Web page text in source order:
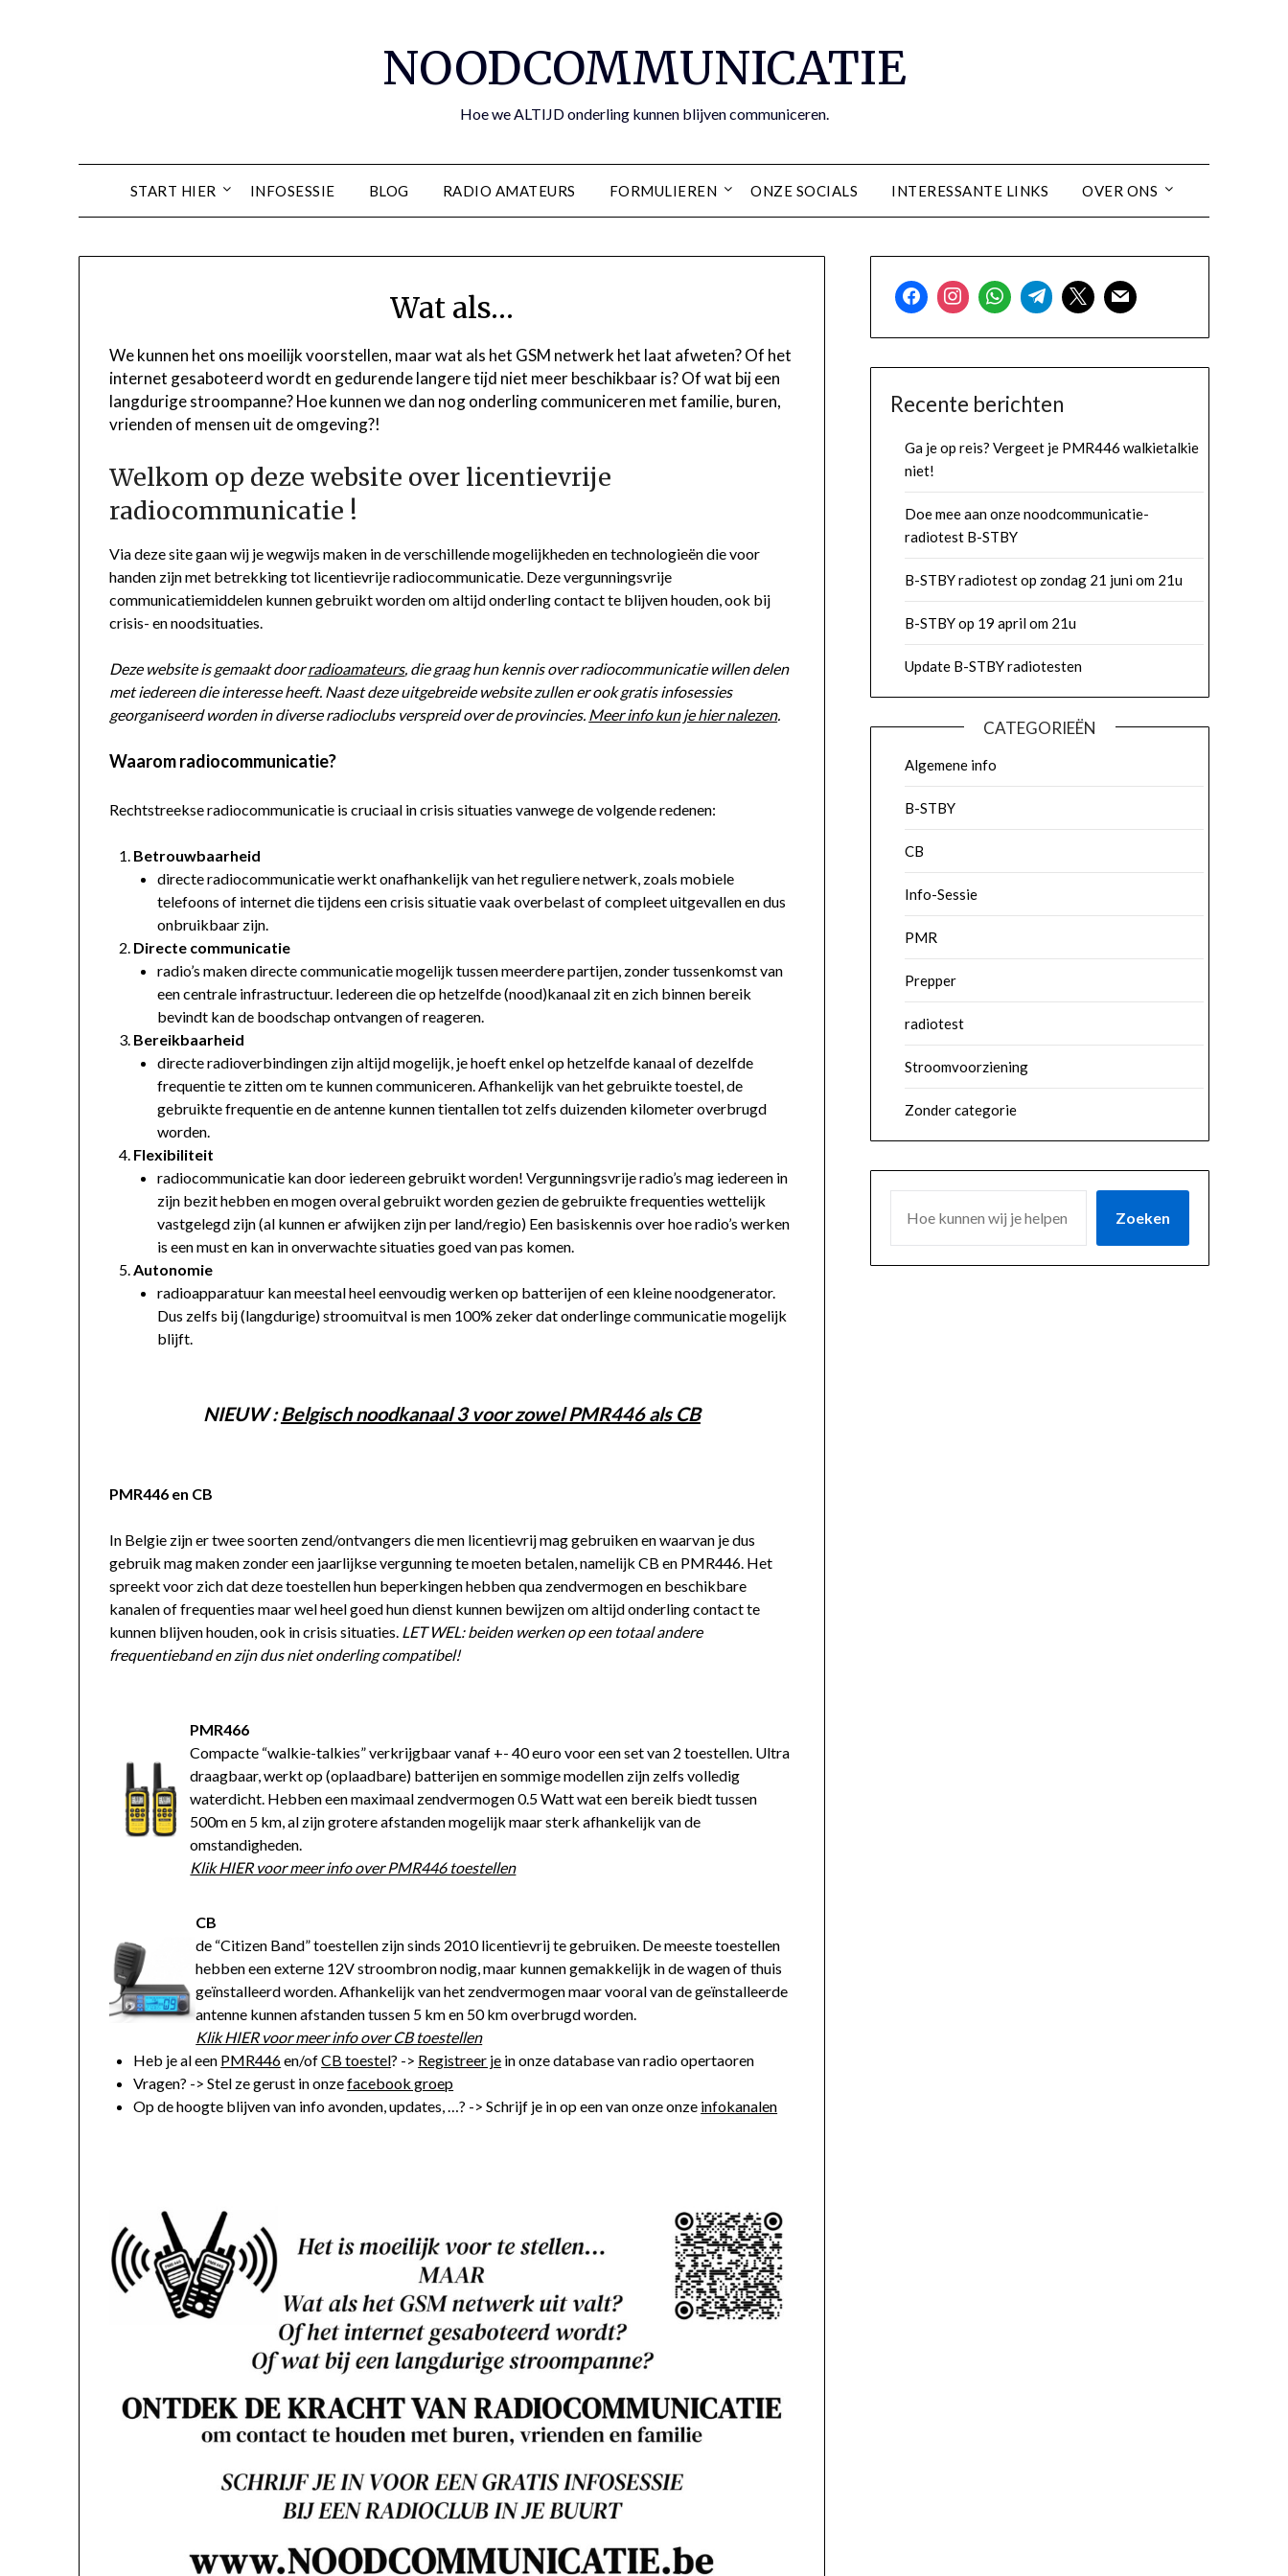
NOODCOMMUNICATIE
Hoe we ALTIJD onderling kunnen blijven communiceren.
START HIER INFOSESSIE BLOG RADIO AMATEURS FORMULIEREN ONZE SOCIALS INTERESSANTE LINKS OVER ONS
Wat als…
We kunnen het ons moeilijk voorstellen, maar wat als het GSM netwerk het laat afweten? Of het
internet gesaboteerd wordt en gedurende langere tijd niet meer beschikbaar is? Of wat bij een
langdurige stroompanne? Hoe kunnen we dan nog onderling communiceren met familie, buren,
vrienden of mensen uit de omgeving?!
Welkom op deze website over licentievrije
radiocommunicatie !
Via deze site gaan wij je wegwijs maken in de verschillende mogelijkheden en technologieën die voor
handen zijn met betrekking tot licentievrije radiocommunicatie. Deze vergunningsvrije
communicatiemiddelen kunnen gebruikt worden om altijd onderling contact te blijven houden, ook bij
crisis- en noodsituaties.
Deze website is gemaakt doorradioamateurs, die graag hun kennis over radiocommunicatie willen delen
met iedereen die interesse heeft. Naast deze uitgebreide website zullen er ook gratis infosessies
georganiseerd worden in diverse radioclubs verspreid over de provincies. Meer info kun je hier nalezen.
Waarom radiocommunicatie?
Rechtstreekse radiocommunicatie is cruciaal in crisis situaties vanwege de volgende redenen:
Betrouwbaarheid
directe radiocommunicatie werkt onafhankelijk van het reguliere netwerk, zoals mobiele
telefoons of internet die tijdens een crisis situatie vaak overbelast of compleet uitgevallen en dus
onbruikbaar zijn.
Directe communicatie
radio’s maken directe communicatie mogelijk tussen meerdere partijen, zonder tussenkomst van
een centrale infrastructuur. Iedereen die op hetzelfde (nood)kanaal zit en zich binnen bereik
bevindt kan de boodschap ontvangen of reageren.
Bereikbaarheid
directe radioverbindingen zijn altijd mogelijk, je hoeft enkel op hetzelfde kanaal of dezelfde
frequentie te zitten om te kunnen communiceren. Afhankelijk van het gebruikte toestel, de
gebruikte frequentie en de antenne kunnen tientallen tot zelfs duizenden kilometer overbrugd
worden.
Flexibiliteit
radiocommunicatie kan door iedereen gebruikt worden! Vergunningsvrije radio’s mag iedereen in
zijn bezit hebben en mogen overal gebruikt worden gezien de gebruikte frequenties wettelijk
vastgelegd zijn (al kunnen er afwijken zijn per land/regio) Een basiskennis over hoe radio’s werken
is een must en kan in onverwachte situaties goed van pas komen.
Autonomie
radioapparatuur kan meestal heel eenvoudig werken op batterijen of een kleine noodgenerator.
Dus zelfs bij (langdurige) stroomuitval is men 100% zeker dat onderlinge communicatie mogelijk
blijft.
NIEUW : Belgisch noodkanaal 3 voor zowel PMR446 als CB
PMR446 en CB
In Belgie zijn er twee soorten zend/ontvangers die men licentievrij mag gebruiken en waarvan je dus
gebruik mag maken zonder een jaarlijkse vergunning te moeten betalen, namelijk CB en PMR446. Het
spreekt voor zich dat deze toestellen hun beperkingen hebben qua zendvermogen en beschikbare
kanalen of frequenties maar wel heel goed hun dienst kunnen bewijzen om altijd onderling contact te
kunnen blijven houden, ook in crisis situaties. LET WEL: beiden werken op een totaal andere
frequentieband en zijn dus niet onderling compatibel!
PMR466
Compacte “walkie-talkies” verkrijgbaar vanaf +- 40 euro voor een set van 2 toestellen. Ultra
draagbaar, werkt op (oplaadbare) batterijen en sommige modellen zijn zelfs volledig
waterdicht. Hebben een maximaal zendvermogen 0.5 Watt wat een bereik biedt tussen
500m en 5 km, al zijn grotere afstanden mogelijk maar sterk afhankelijk van de
omstandigheden.
Klik HIER voor meer info over PMR446 toestellen
CB
de “Citizen Band” toestellen zijn sinds 2010 licentievrij te gebruiken. De meeste toestellen
hebben een externe 12V stroombron nodig, maar kunnen gemakkelijk in de wagen of thuis
geïnstalleerd worden. Afhankelijk van het zendvermogen maar vooral van de geïnstalleerde
antenne kunnen afstanden tussen 5 km en 50 km overbrugd worden.
Klik HIER voor meer info over CB toestellen
Heb je al een PMR446en/ofCB toestel? -> Registreer je in onze database van radio opertaoren
Vragen? -> Stel ze gerust in onzefacebook groep
Op de hoogte blijven van info avonden, updates, …? -> Schrijf je in op een van onze onze infokanalen
Recente berichten
Ga je op reis? Vergeet je PMR446 walkietalkie
niet!
Doe mee aan onze noodcommunicatie-
radiotest B-STBY
B-STBY radiotest op zondag 21 juni om 21u
B-STBY op 19 april om 21u
Update B-STBY radiotesten
CATEGORIEËN
Algemene info
B-STBY
CB
Info-Sessie
PMR
Prepper
radiotest
Stroomvoorziening
Zonder categorie
Zoeken